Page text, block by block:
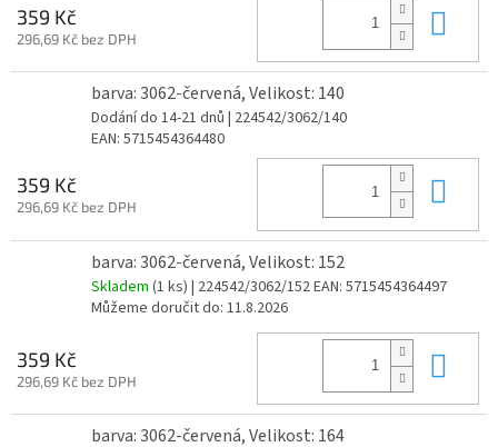
359 Kč
296,69 Kč bez DPH
barva: 3062-červená, Velikost: 140
Dodání do 14-21 dnů | 224542/3062/140
EAN: 5715454364480
359 Kč
296,69 Kč bez DPH
barva: 3062-červená, Velikost: 152
Skladem (1 ks) | 224542/3062/152EAN: 5715454364497
Můžeme doručit do: 11.8.2026
359 Kč
296,69 Kč bez DPH
barva: 3062-červená, Velikost: 164